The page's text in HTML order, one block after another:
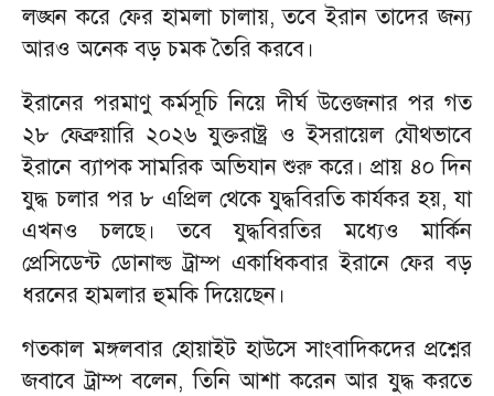
লঙ্ঘন করে ফের হামলা চালায়, তবে ইরান তাদের জন্য
আরও অনেক বড় চমক তৈরি করবে।
ইরানের পরমাণু কর্মসূচি নিয়ে দীর্ঘ উত্তেজনার পর গত
২৮ ফেব্রুয়ারি ২০২৬ যুক্তরাষ্ট্র ও ইসরায়েল যৌথভাবে
ইরানে ব্যাপক সামরিক অভিযান শুরু করে। প্রায় ৪০ দিন
যুদ্ধ চলার পর ৮ এপ্রিল থেকে যুদ্ধবিরতি কার্যকর হয়, যা
এখনও চলছে। তবে যুদ্ধবিরতির মধ্যেও মার্কিন
প্রেসিডেন্ট ডোনাল্ড ট্রাম্প একাধিকবার ইরানে ফের বড়
ধরনের হামলার হুমকি দিয়েছেন।
গতকাল মঙ্গলবার হোয়াইট হাউসে সাংবাদিকদের প্রশ্নের
জবাবে ট্রাম্প বলেন, তিনি আশা করেন আর যুদ্ধ করতে